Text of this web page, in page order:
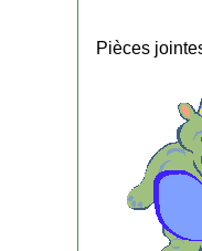
Pièces